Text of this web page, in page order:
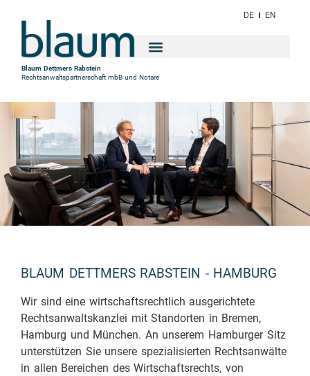
DE EN
Blaum Dettmers Rabstein
Rechtsanwaltspartnerschaft mbB und Notare
BLAUM DETTMERS RABSTEIN - HAMBURG
Wir sind eine wirtschaftsrechtlich ausgerichtete
Rechtsanwaltskanzlei mit Standorten in Bremen,
Hamburg und München. An unserem Hamburger Sitz
unterstützen Sie unsere spezialisierten Rechtsanwälte
in allen Bereichen des Wirtschaftsrechts, von